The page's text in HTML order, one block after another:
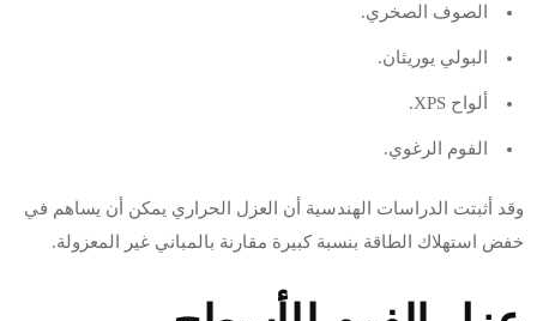
الصوف الصخري.
البولي يوريثان.
ألواح XPS.
الفوم الرغوي.
وقد أثبتت الدراسات الهندسية أن العزل الحراري يمكن أن يساهم في
خفض استهلاك الطاقة بنسبة كبيرة مقارنة بالمباني غير المعزولة.